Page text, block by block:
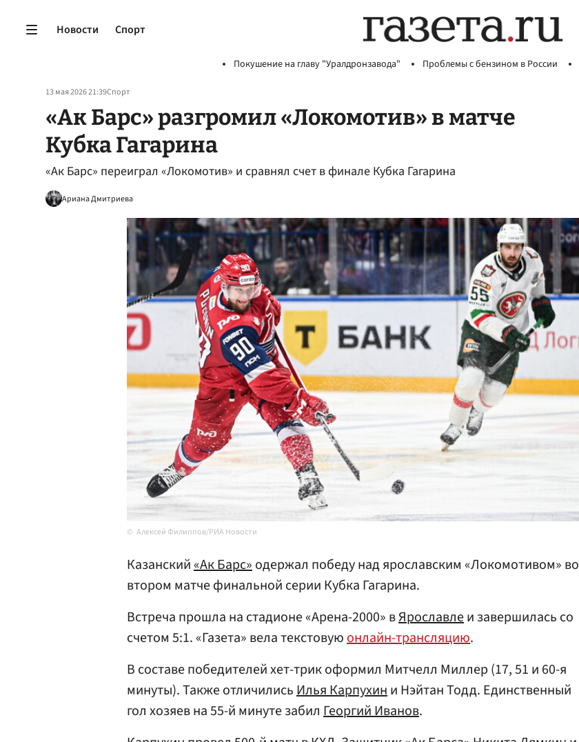
Новости Спорт
Покушение на главу "Уралдронзавода" Проблемы с бензином в России
13 мая 2026 21:39Спорт
«Ак Барс» разгромил «Локомотив» в матче
Кубка Гагарина
«Ак Барс» переиграл «Локомотив» и сравнял счет в финале Кубка Гагарина
Ариана Дмитриева
Алексей Филиппов/РИА Новости
Казанский«Ак Барс»одержал победу над ярославским «Локомотивом» во
втором матче финальной серии Кубка Гагарина.
Встреча прошла на стадионе «Арена-2000» вЯрославлеи завершилась со
счетом 5:1. «Газета» вела текстовуюонлайн-трансляцию.
В составе победителей хет-трик оформил Митчелл Миллер (17, 51 и 60-я
минуты). Также отличилисьИлья Карпухини Нэйтан Тодд. Единственный
гол хозяев на 55-й минуте забил Георгий Иванов.